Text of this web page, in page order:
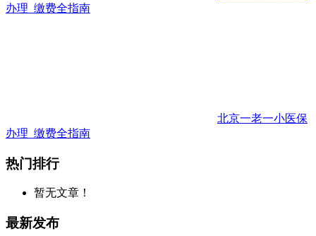
办理_缴费全指南
北京一老一小医保
办理_缴费全指南
热门排行
暂无文章！
最新发布